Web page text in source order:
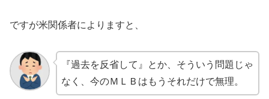
ですが米関係者によりますと、
『過去を反省して』とか、そういう問題じゃ
なく、今のＭＬＢはもうそれだけで無理。